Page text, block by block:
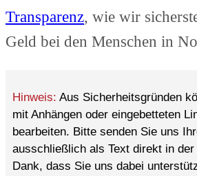
Transparenz, wie wir
Geld bei den Menschen in
Hinweis: Aus Sicherheitsgründen
mit Anhängen oder eingebetteten
bearbeiten. Bitte senden Sie uns
ausschließlich als Text direkt in
Dank, dass Sie uns dabei